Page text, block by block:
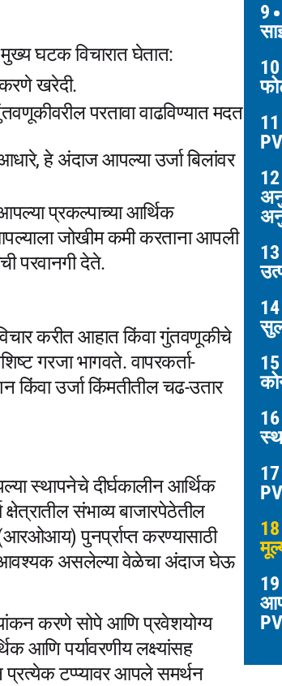
मुख्य घटक विचारात घेतात:
खरेदी.
परतावा वाढविण्यात मदत
हे अंदाज आपल्या उर्जा बिलांवर
प्रकल्पाच्या आर्थिक
जोखीम कमी करताना आपली
परवानगी देते.
करीत आहात किंवा गुंतवणूकीचे
गरजा भागवते. वापरकर्ता-
किंवा उर्जा किंमतीतील चढ-उतार
स्थापनेचे दीर्घकालीन आर्थिक
संभाव्य बाजारपेठेतील
पुनर्प्राप्त करण्यासाठी
आवश्यक असलेल्या वेळेचा अंदाज घेऊ
करणे सोपे आणि प्रवेशयोग्य
आणि पर्यावरणीय लक्ष्यांसह
टप्प्यावर आपले समर्थन
9
10
11
12
13
14
15
16
17
18
19